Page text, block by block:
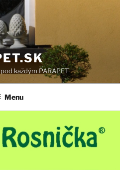
každým PARAPET
Menu